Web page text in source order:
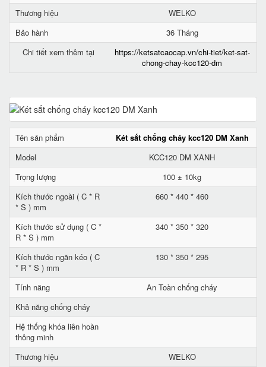
Thương hiệu
WELKO
Bảo hành
36 Tháng
Chi tiết xem thêm tại
https://ketsatcaocap.vn/chi-tiet/ket-sat-
chong-chay-kcc120-dm
Tên sản phẩm
Két sắt chống cháy kcc120 DM Xanh
Model
KCC120 DM XANH
Trọng lượng
100 ± 10kg
Kích thước ngoài ( C * R
* S ) mm
660 * 440 * 460
Kích thước sử dụng ( C *
R * S ) mm
340 * 350 * 320
Kích thước ngăn kéo ( C
* R * S ) mm
130 * 350 * 295
Tính năng
An Toàn chống cháy
Khả năng chống cháy
Hệ thống khóa liên hoàn
thông minh
Thương hiệu
WELKO